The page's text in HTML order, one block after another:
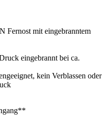
Fernost mit eingebranntem
eingebrannt bei ca.
kein Verblassen oder